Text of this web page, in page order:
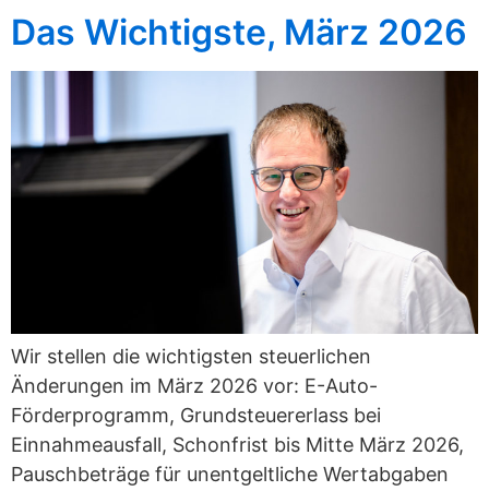
Das Wichtigste, März 2026
Wir stellen die wichtigsten steuerlichen
Änderungen im März 2026 vor: E-Auto-
Förderprogramm, Grundsteuererlass bei
Einnahmeausfall, Schonfrist bis Mitte März 2026,
Pauschbeträge für unentgeltliche Wertabgaben